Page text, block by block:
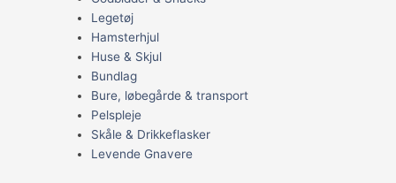
Legetøj
Hamsterhjul
Huse & Skjul
Bundlag
Bure, løbegårde & transport
Pelspleje
Skåle & Drikkeflasker
Levende Gnavere